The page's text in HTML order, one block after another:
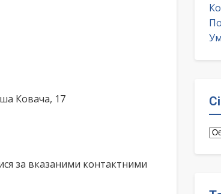
Ковача, 17
за вказаними контактними